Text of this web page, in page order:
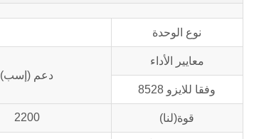
نوع الوحدة
معايير الأداء
دعم (إسب)
وفقا للايزو 8528
قوة(لنا) 2200